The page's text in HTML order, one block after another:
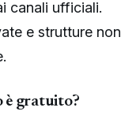
canali ufficiali.
e strutture non
è gratuito?